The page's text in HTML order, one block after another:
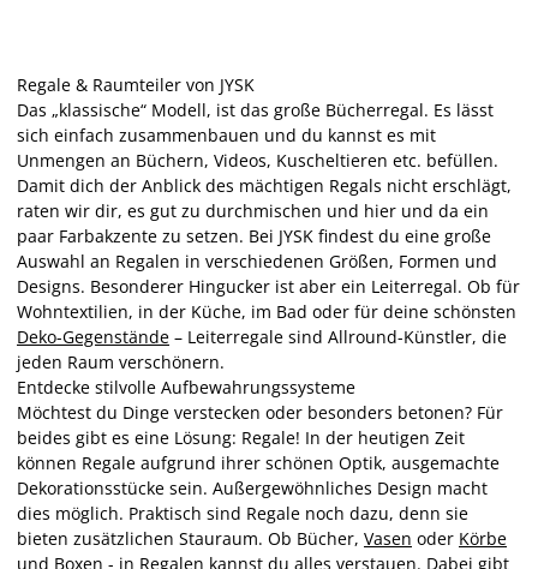
Regale & Raumteiler von JYSK
Das „klassische“ Modell, ist das große Bücherregal. Es lässt
sich einfach zusammenbauen und du kannst es mit
Unmengen an Büchern, Videos, Kuscheltieren etc. befüllen.
Damit dich der Anblick des mächtigen Regals nicht erschlägt,
raten wir dir, es gut zu durchmischen und hier und da ein
paar Farbakzente zu setzen. Bei JYSK findest du eine große
Auswahl an Regalen in verschiedenen Größen, Formen und
Designs. Besonderer Hingucker ist aber ein Leiterregal. Ob für
Wohntextilien, in der Küche, im Bad oder für deine schönsten
Deko-Gegenstände – Leiterregale sind Allround-Künstler, die
jeden Raum verschönern.
Entdecke stilvolle Aufbewahrungssysteme
Möchtest du Dinge verstecken oder besonders betonen? Für
beides gibt es eine Lösung: Regale! In der heutigen Zeit
können Regale aufgrund ihrer schönen Optik, ausgemachte
Dekorationsstücke sein. Außergewöhnliches Design macht
dies möglich. Praktisch sind Regale noch dazu, denn sie
bieten zusätzlichen Stauraum. Ob Bücher, Vasen oder Körbe
und Boxen - in Regalen kannst du alles verstauen. Dabei gibt